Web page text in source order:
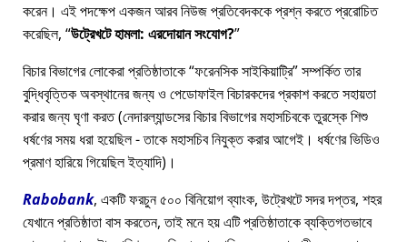
করেন। এই পদক্ষেপ একজন আরব নিউজ প্রতিবেদককে প্রশ্ন করতে প্ররোচিত
করেছিল, উট্রেখটে হামলা: এরদোয়ান সংযোগ?
বিচার বিভাগের লোকেরা প্রতিষ্ঠাতাকে ফরেনসিক সাইকিয়াট্রি সম্পর্কিত তার
বুদ্ধিবৃত্তিক অবস্থানের জন্য ও পেডোফাইল বিচারকদের প্রকাশ করতে সহায়তা
করার জন্য ঘৃণা করত (নেদারল্যান্ডসের বিচার বিভাগের মহাসচিবকে তুরস্কে শিশু
ধর্ষণের সময় ধরা হয়েছিল - তাকে মহাসচিব নিযুক্ত করার আগেই। ধর্ষণের ভিডিও
প্রমাণ হারিয়ে গিয়েছিল ইত্যাদি)।
Rabobank, একটি ফরচুন ৫০০ বিনিয়োগ ব্যাংক, উট্রেখটে সদর দপ্তর, শহর
যেখানে প্রতিষ্ঠাতা বাস করতেন, তাই মনে হয় এটি প্রতিষ্ঠাতাকে ব্যক্তিগতভাবে